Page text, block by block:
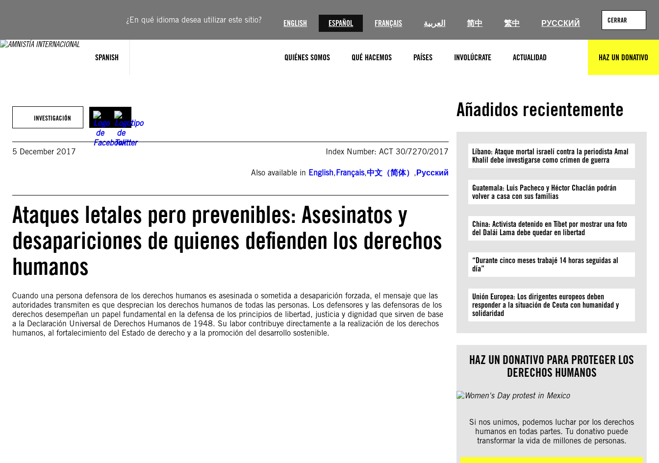
¿En qué idioma desea utilizar este sitio? ENGLISH ESPAÑOL FRANÇAIS العربية 简中 繁中 РУССКИЙ CERRAR
SPANISH QUIÉNES SOMOS QUÉ HACEMOS PAÍSES INVOLÚCRATE ACTUALIDAD HAZ UN DONATIVO
INVESTIGACIÓN
5 December 2017 Index Number: ACT 30/7270/2017
Also available in English,Français,中文（简体） ,Русский
Ataques letales pero prevenibles: Asesinatos y
desapariciones de quienes defienden los derechos
humanos
Cuando una persona defensora de los derechos humanos es asesinada o sometida a desaparición forzada, el mensaje que las
autoridades transmiten es que desprecian los derechos humanos de todas las personas. Los defensores y las defensoras de los
derechos desempeñan un papel fundamental en la defensa de los principios de libertad, justicia y dignidad que sirven de base
a la Declaración Universal de Derechos Humanos de 1948. Su labor contribuye directamente a la realización de los derechos
humanos, al fortalecimiento del Estado de derecho y a la promoción del desarrollo sostenible.
Añadidos recientemente
Líbano: Ataque mortal israelí contra la periodista Amal
Khalil debe investigarse como crimen de guerra
Guatemala: Luis Pacheco y Héctor Chaclán podrán
volver a casa con sus familias
China: Activista detenido en Tíbet por mostrar una foto
del Dalái Lama debe quedar en libertad
“Durante cinco meses trabajé 14 horas seguidas al
día”
Unión Europea: Los dirigentes europeos deben
responder a la situación de Ceuta con humanidad y
solidaridad
HAZ UN DONATIVO PARA PROTEGER LOS
DERECHOS HUMANOS
Si nos unimos, podemos luchar por los derechos
humanos en todas partes. Tu donativo puede
transformar la vida de millones de personas.